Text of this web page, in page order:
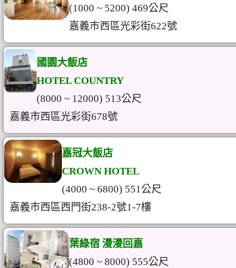
(1000 ~ 5200) 469公尺
嘉義市西區光彩街622號
國園大飯店
HOTEL COUNTRY
(8000 ~ 12000) 513公尺
嘉義市西區光彩街678號
嘉冠大飯店
CROWN HOTEL
(4000 ~ 6800) 551公尺
嘉義市西區西門街238-2號1-7樓
葉綠宿 漫漫回嘉
(4800 ~ 8000) 555公尺